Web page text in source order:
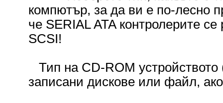
компютър, за да ви е по-лесно
че SERIAL ATA контролерите
SCSI!
Тип на CD-ROM
записани дискове или файл,